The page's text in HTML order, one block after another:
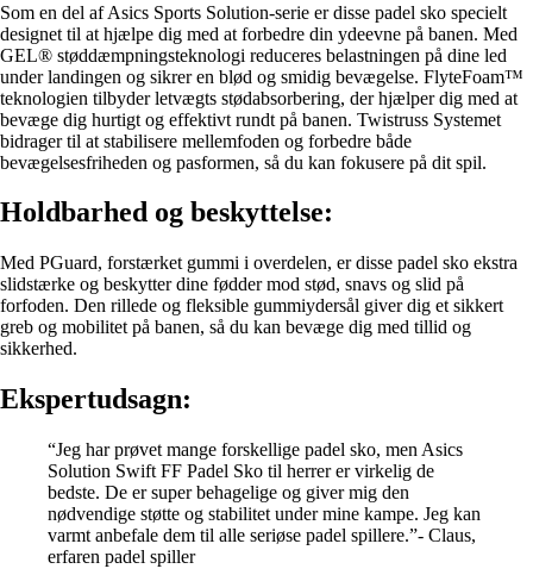
Som en del af Asics Sports Solution-serie er disse padel sko specielt
designet til at hjælpe dig med at forbedre din ydeevne på banen. Med
GEL® støddæmpningsteknologi reduceres belastningen på dine led
under landingen og sikrer en blød og smidig bevægelse. FlyteFoam™
teknologien tilbyder letvægts stødabsorbering, der hjælper dig med at
bevæge dig hurtigt og effektivt rundt på banen. Twistruss Systemet
bidrager til at stabilisere mellemfoden og forbedre både
bevægelsesfriheden og pasformen, så du kan fokusere på dit spil.
Holdbarhed og beskyttelse:
Med PGuard, forstærket gummi i overdelen, er disse padel sko ekstra
slidstærke og beskytter dine fødder mod stød, snavs og slid på
forfoden. Den rillede og fleksible gummiydersål giver dig et sikkert
greb og mobilitet på banen, så du kan bevæge dig med tillid og
sikkerhed.
Ekspertudsagn:
“Jeg har prøvet mange forskellige padel sko, men Asics
Solution Swift FF Padel Sko til herrer er virkelig de
bedste. De er super behagelige og giver mig den
nødvendige støtte og stabilitet under mine kampe. Jeg kan
varmt anbefale dem til alle seriøse padel spillere.”- Claus,
erfaren padel spiller